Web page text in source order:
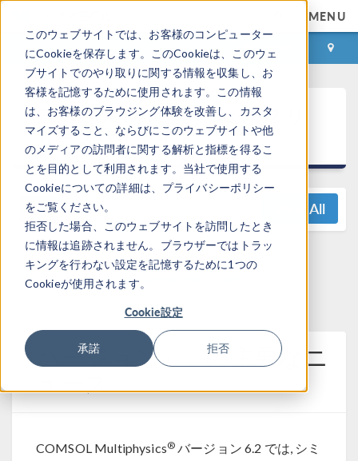
このウェブサイトでは、お客様のコンピューター
にCookieを保存します。このCookieは、このウェ
ブサイトでのやり取りに関する情報を収集し、お
客様を記憶するために使用されます。この情報
は、お客様のブラウジング体験を改善し、カスタ
マイズすること、ならびにこのウェブサイトや他
のメディアの訪問者に関する解析と指標を得るこ
とを目的として利用されます。当社で使用する
Cookieについての詳細は、プライバシーポリシー
をご覧ください。
拒否した場合、このウェブサイトを訪問したとき
に情報は追跡されません。ブラウザーではトラッ
キングを行わない設定を記憶するために1つの
Cookieが使用されます。
Cookie設定
承諾 拒否
MENU
ログイン お問い合わせ
COMSOL Multiphysics ®6.2 リ
リースハイライト
View All
ご質問はこちらまで:
support@comsol.com
バージョン 6.2 の主要なニ
ュース
COMSOL Multiphysics® バージョン 6.2 では, シミ